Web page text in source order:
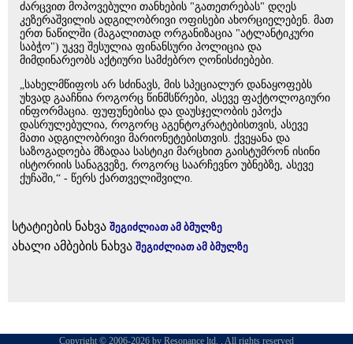
ძარცვით მოპოვებული თანხების "გათეთრებას" დღეს
კეზერაშვილის ადგილობრივი ოფისები ახორციელებენ. მათ
ერთ ნაწილში (მაგალითად ორგანიზაცია "ატლანტიკური
საბჭო") უკვე შესულია ფინანსური პოლიცია და
მიმდინარეობს აქტიური სამძებრო ღონისძიებები.
„სახელმწიფოს არ სძინავს, მის სპეციალურ დანაყოფებს
უხვად გააჩნია როგორც წინმსწრები, ასევე ფაქტოლოგიური
ინფორმაცია. ფუფუნებისა და დაუსჯელობის ეპოქა
დასრულებულია, როგორც აგენტოკრატებისთვის, ასევე
მათი ადგილობრივი მარიონეტებისთვის. ქვეყანა და
საზოგადოება მზადაა სასტიკი მარცხით გაისტუმრონ ისინი
ისტორიის სანაგვეზე, როგორც საარჩევნო უბნებზე, ასევე
ქუჩაში,“ - წერს ქართველიშვილი.
სტატიების ნახვა შეგიძლიათ ამ ბმულზე
ახალი ამბების ნახვა შეგიძლიათ ამ ბმულზე
Copyright © 2006-2026 by Resonance ltd. . All rights reserved